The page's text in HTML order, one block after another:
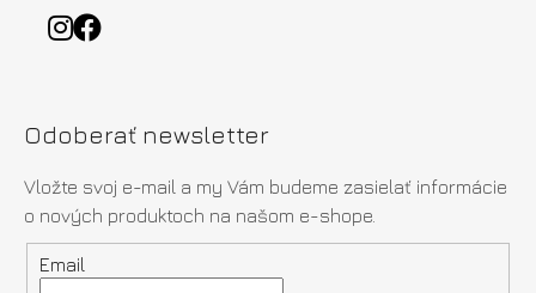
Odoberať newsletter
Vložte svoj e-mail a my Vám budeme zasielať informácie
o nových produktoch na našom e-shope.
Email